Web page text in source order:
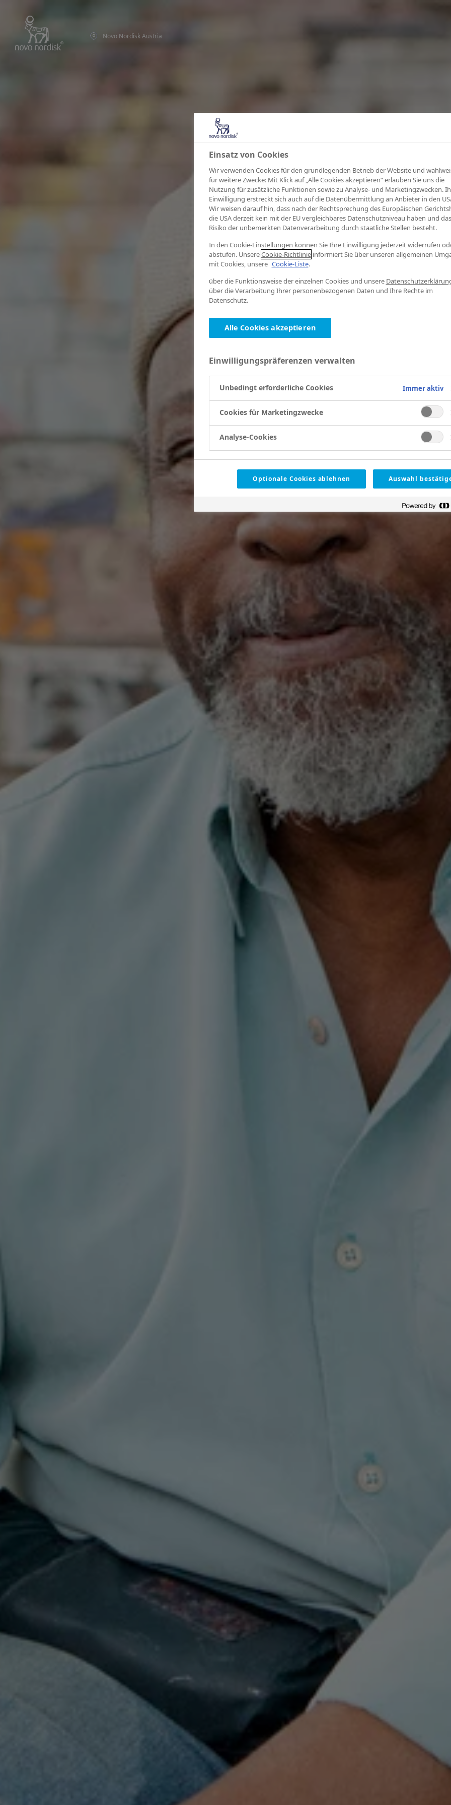
Novo Nordisk Austria
Einsatz von Cookies
Wir verwenden Cookies für den grundlegenden Betrieb der Website und
für weitere Zwecke: Mit Klick auf „Alle Cookies akzeptieren“ erlauben Sie uns die
Nutzung für zusätzliche Funktionen sowie zu Analyse- und Marketingzwecken.
Einwilligung erstreckt sich auch auf die Datenübermittlung an Anbieter in den
Wir weisen darauf hin, dass nach der Rechtsprechung des Europäischen
die USA derzeit kein mit der EU vergleichbares Datenschutzniveau haben und das
Risiko der unbemerkten Datenverarbeitung durch staatliche Stellen besteht.
In den Cookie-Einstellungen können Sie Ihre Einwilligung jederzeit widerrufen
abstufen. UnsereCookie-Richtlinieinformiert Sie über unseren allgemeinen
mit Cookies, unsere Cookie-Liste.
über die Funktionsweise der einzelnen Cookies und unsere
über die Verarbeitung Ihrer personenbezogenen Daten und Ihre Rechte im
Datenschutz.
Alle Cookies akzeptieren
Einwilligungspräferenzen verwalten
Unbedingt erforderliche Cookies Immer aktiv
Cookies für Marketingzwecke
Analyse-Cookies
Optionale Cookies ablehnen Auswahl